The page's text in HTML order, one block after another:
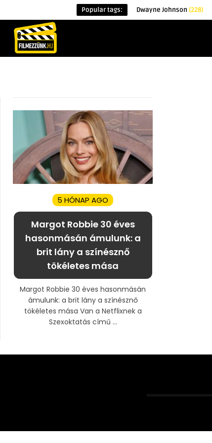
Popular tags: Dwayne Johnson (228)
5 HÓNAP AGO
Margot Robbie 30 éves
hasonmásán ámulunk: a
brit lány a színésznő
tökéletes mása
Margot Robbie 30 éves hasonmásán
ámulunk: a brit lány a színésznő
tökéletes mása Van a Netflixnek a
Szexoktatás című ...